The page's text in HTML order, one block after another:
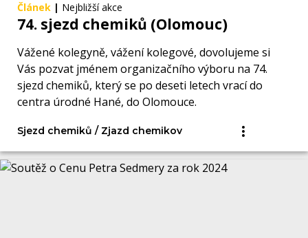
Článek | Nejbližší akce
74. sjezd chemiků (Olomouc)
Vážené kolegyně, vážení kolegové, dovolujeme si
Vás pozvat jménem organizačního výboru na 74.
sjezd chemiků, který se po deseti letech vrací do
centra úrodné Hané, do Olomouce.
Sjezd chemiků / Zjazd chemikov